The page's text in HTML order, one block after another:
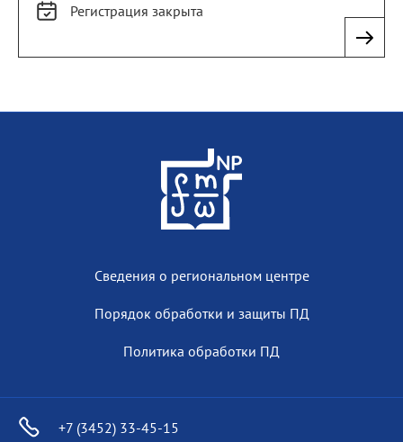
Регистрация закрыта
Сведения о региональном центре
Порядок обработки и защиты ПД
Политика обработки ПД
+7 (3452) 33-45-15